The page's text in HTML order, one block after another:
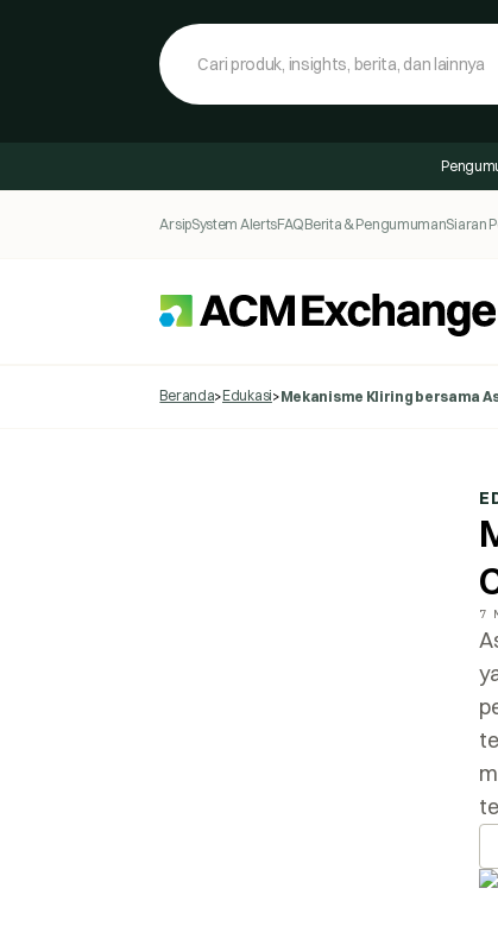
ArsipSystem AlertsFAQBerita & PengumumanSiaran
Beranda>Edukasi>Mekanisme Kliring bersama
7